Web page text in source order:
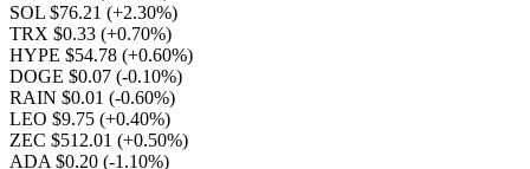
SOL $76.21 (+2.30%)
TRX $0.33 (+0.70%)
HYPE $54.78 (+0.60%)
DOGE $0.07 (-0.10%)
RAIN $0.01 (-0.60%)
LEO $9.75 (+0.40%)
ZEC $512.01 (+0.50%)
ADA $0.20 (-1.10%)